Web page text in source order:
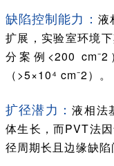
缺陷控制能力： 液
扩展，实验室环境
分案例<200
（>5×10⁴ cm⁻2）。
扩径潜力：液相法
体生长，而PVT法
径周期长且边缘缺陷